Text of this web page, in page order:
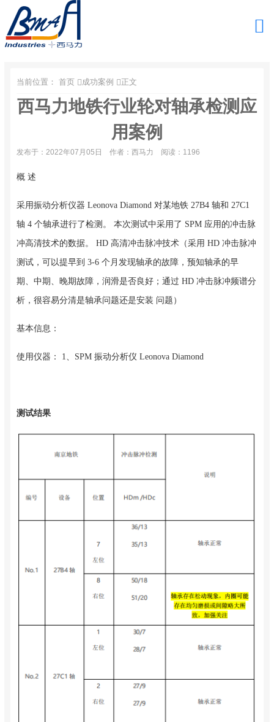
当前位置： 首页 成功案例 正文
西马力地铁行业轮对轴承检测应
用案例
发布于：2022年07月05日 作者：西马力 阅读：1196
概 述
采用振动分析仪器 Leonova Diamond 对某地铁 27B4 轴和 27C1
轴 4 个轴承进行了检测。 本次测试中采用了 SPM 应用的冲击脉
冲高清技术的数据。 HD 高清冲击脉冲技术（采用 HD 冲击脉冲
测试，可以提早到 3-6 个月发现轴承的故障，预知轴承的早
期、中期、晚期故障，润滑是否良好；通过 HD 冲击脉冲频谱分
析，很容易分清是轴承问题还是安装 问题）
基本信息：
使用仪器： 1、SPM 振动分析仪 Leonova Diamond
测试结果